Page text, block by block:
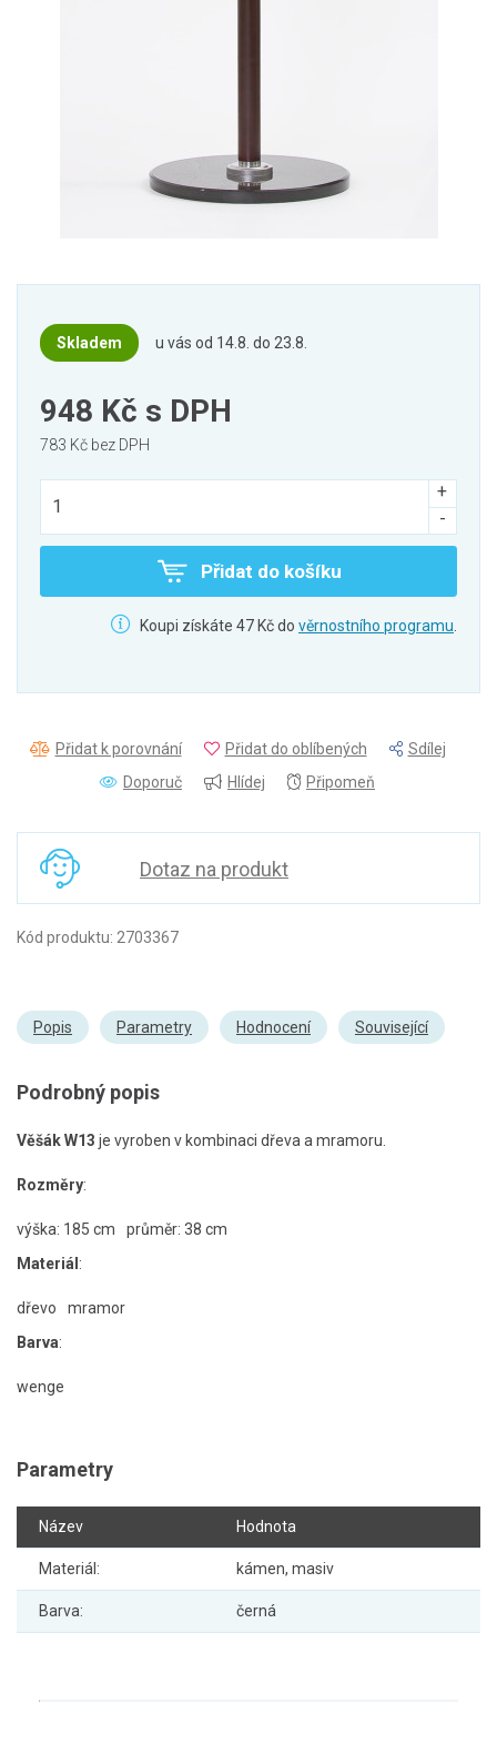
Skladem u vás od 14.8. do 23.8.
948 Kč s DPH
783 Kč bez DPH
Přidat do košíku
Koupi získáte 47 Kč do věrnostního programu
Přidat k porovnání Přidat do oblíbených
Sdílej
Doporuč
Hlídej Připomeň
Dotaz na produkt
Kód produktu: 2703367
Popis Parametry Hodnocení Související
Podrobný popis
Věšák W13 je vyroben v kombinaci dřeva a mramoru.
Rozměry:
výška: 185 cm
průměr: 38 cm
Materiál :
dřevo
mramor
Barva:
wenge
Parametry
Název Hodnota
Materiál: kámen, masiv
Barva: černá